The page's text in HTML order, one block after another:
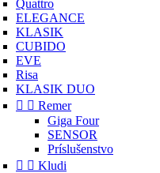
Quattro
ELEGANCE
KLASIK
CUBIDO
EVE
Risa
KLASIK DUO
  Remer
Giga Four
SENSOR
Príslušenstvo
  Kludi